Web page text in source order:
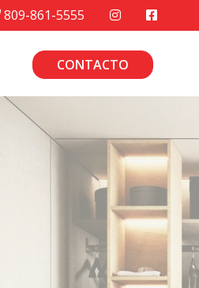
809-861-5555
CONTACTO